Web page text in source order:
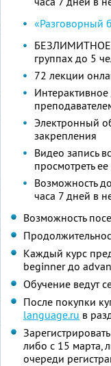
«Разговорный
БЕЗЛИМИТНОЕ
группах до 5
72 лекции
Электронный
закрепления
Видео запись
просмотреть
Возможность
часа 7 дней в
Возможность
Каждый курс
beginner до
Обучение ведут
После покупки
language.ru в
либо с 15 марта,
очереди